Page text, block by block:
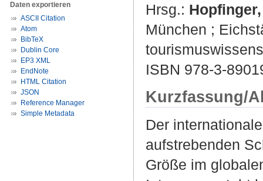
Daten exportieren
ASCII Citation
Atom
BibTeX
Dublin Core
EP3 XML
EndNote
HTML Citation
JSON
Reference Manager
Simple Metadata
Hrsg.:
München ;
ISBN 978-3-
Kurzfassung/
Der
aufstrebenden
Größe im